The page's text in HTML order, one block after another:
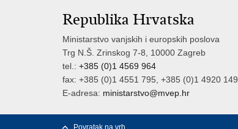
Republika Hrvatska
Ministarstvo vanjskih i europskih poslova
Trg N.Š. Zrinskog 7-8, 10000 Zagreb
tel.: +385 (0)1 4569 964
fax: +385 (0)1 4551 795, +385 (0)1 4920 149
E-adresa: ministarstvo@mvep.hr
Povratak na vrh